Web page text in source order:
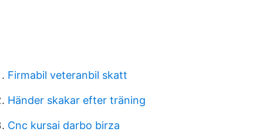
Firmabil veteranbil skatt
Händer skakar efter träning
Cnc kursai darbo birza